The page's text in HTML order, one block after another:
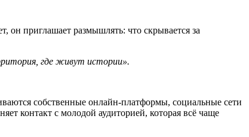
он приглашает размышлять: что скрывается за
где живут истории».
собственные онлайн-платформы, социальные сети
контакт с молодой аудиторией, которая всё чаще